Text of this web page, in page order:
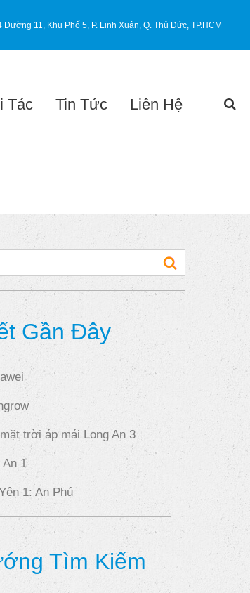
Đường 11, Khu Phố 5, P. Linh Xuân, Q. Thủ Đức, TP.HCM
Tác Tin Tức Liên Hệ
Gần Đây
trời áp mái Long An 3
An 1
1: An Phú
Tìm Kiếm